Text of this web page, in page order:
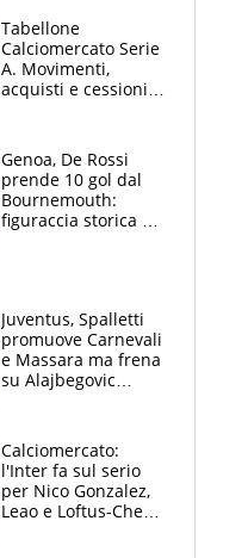
Tabellone
Calciomercato Serie
A. Movimenti,
acquisti e cessioni:
Genoa, De Rossi
prende 10 gol dal
Bournemouth:
figuraccia storica ed
Juventus, Spalletti
promuove Carnevali
e Massara ma frena
su Alajbegovic
Yildiz
Calciomercato:
l'Inter fa sul serio
per Nico Gonzalez,
Leao e Loftus-Cheek